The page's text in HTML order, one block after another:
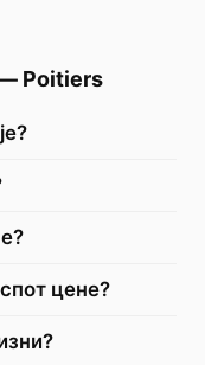
Poitiers
цене?